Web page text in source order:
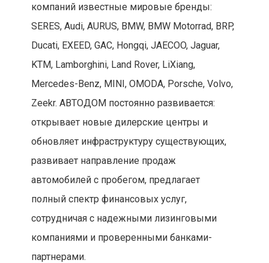
компаний известные мировые бренды:
SERES, Audi, AURUS, BMW, BMW Motorrad, BRP,
Ducati, EXEED, GAC, Hongqi, JAECOO, Jaguar,
KTM, Lamborghini, Land Rover, LiXiang,
Mercedes-Benz, MINI, OMODA, Porsche, Volvo,
Zeekr. АВТОДОМ постоянно развивается:
открывает новые дилерские центры и
обновляет инфраструктуру существующих,
развивает направление продаж
автомобилей с пробегом, предлагает
полный спектр финансовых услуг,
сотрудничая с надежными лизинговыми
компаниями и проверенными банками-
партнерами.